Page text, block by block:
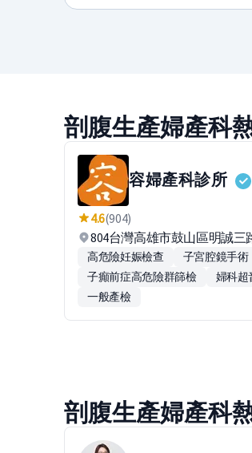
剖腹生產婦產科
容婦產科診所
4.6(904)
804台灣高雄市鼓山區明誠三
高危險妊娠檢查 子宮腔鏡手術
子癲前症高危險群篩檢
婦科超
一般產檢
剖腹生產婦產科